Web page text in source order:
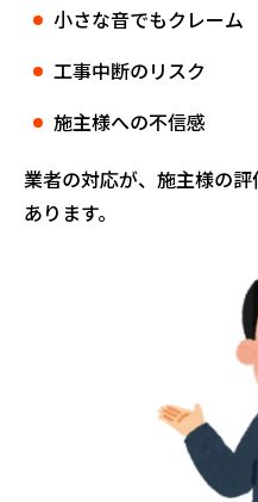
小さな音でもクレーム
工事中断のリスク
施主様への不信感
業者の対応が、施主様の
あります。